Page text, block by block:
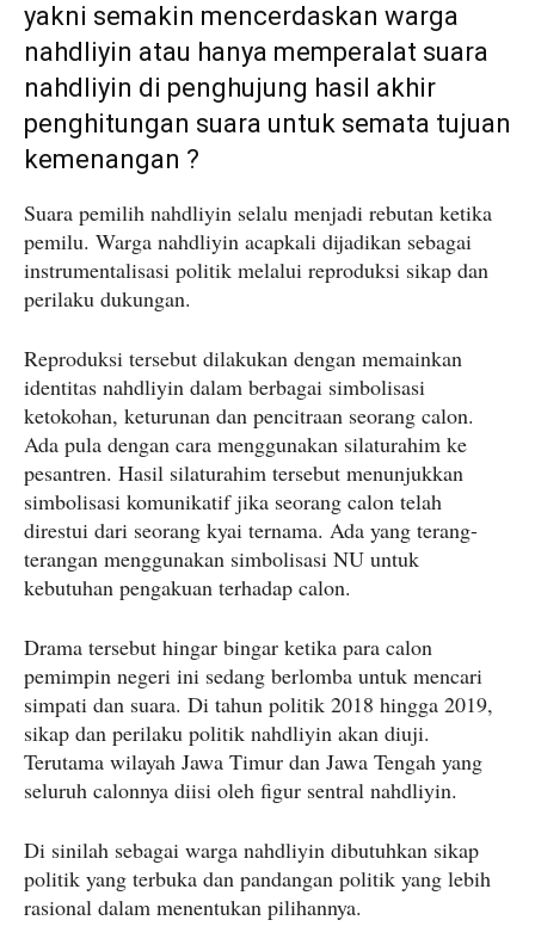
yakni semakin mencerdaskan warga
nahdliyin atau hanya memperalat suara
nahdliyin di penghujung hasil akhir
penghitungan suara untuk semata tujuan
kemenangan ?
Suara pemilih nahdliyin selalu menjadi rebutan ketika
pemilu. Warga nahdliyin acapkali dijadikan sebagai
instrumentalisasi politik melalui reproduksi sikap dan
perilaku dukungan.
Reproduksi tersebut dilakukan dengan memainkan
identitas nahdliyin dalam berbagai simbolisasi
ketokohan, keturunan dan pencitraan seorang calon.
Ada pula dengan cara menggunakan silaturahim ke
pesantren. Hasil silaturahim tersebut menunjukkan
simbolisasi komunikatif jika seorang calon telah
direstui dari seorang kyai ternama. Ada yang terang-
terangan menggunakan simbolisasi NU untuk
kebutuhan pengakuan terhadap calon.
Drama tersebut hingar bingar ketika para calon
pemimpin negeri ini sedang berlomba untuk mencari
simpati dan suara. Di tahun politik 2018 hingga 2019,
sikap dan perilaku politik nahdliyin akan diuji.
Terutama wilayah Jawa Timur dan Jawa Tengah yang
seluruh calonnya diisi oleh figur sentral nahdliyin.
Di sinilah sebagai warga nahdliyin dibutuhkan sikap
politik yang terbuka dan pandangan politik yang lebih
rasional dalam menentukan pilihannya.